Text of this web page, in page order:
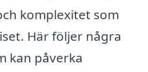
komplexitet som
Här följer några
kan påverka